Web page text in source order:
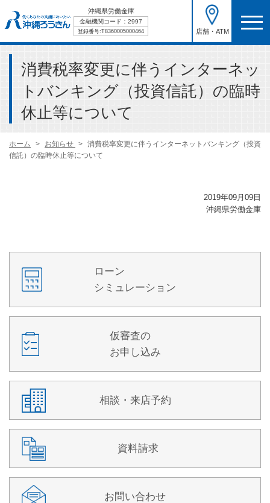
沖縄県労働金庫
金融機関コード：2997
登録番号:T8360005000464 店舗・ATM
消費税率変更に伴うインターネッ
トバンキング（投資信託）の臨時
休止等について
ホーム お知らせ
消費税率変更に伴うインターネットバンキング（投資
信託）の臨時休止等について
2019年09月09日
沖縄県労働金庫
ローン
シミュレーション
仮審査の
お申し込み
相談・来店予約
資料請求
お問い合わせ